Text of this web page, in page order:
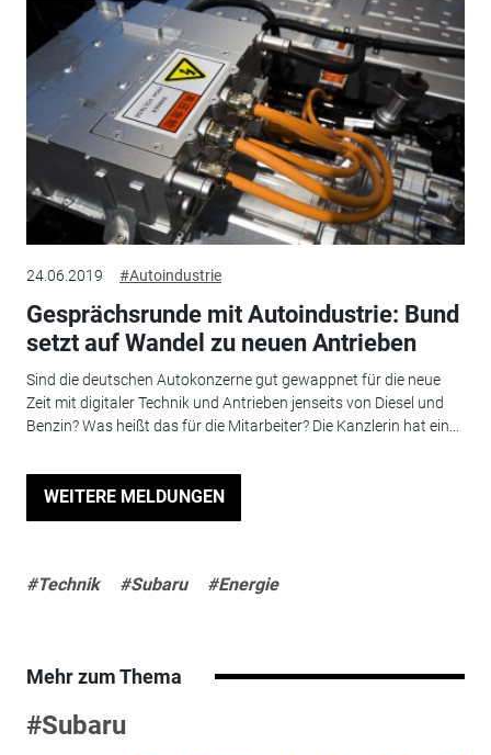
24.06.2019 #Autoindustrie
Gesprächsrunde mit Autoindustrie: Bund
setzt auf Wandel zu neuen Antrieben
Sind die deutschen Autokonzerne gut gewappnet für die neue
Zeit mit digitaler Technik und Antrieben jenseits von Diesel und
Benzin? Was heißt das für die Mitarbeiter? Die Kanzlerin hat ein...
WEITERE MELDUNGEN
#Technik #Subaru #Energie
Mehr zum Thema
#Subaru